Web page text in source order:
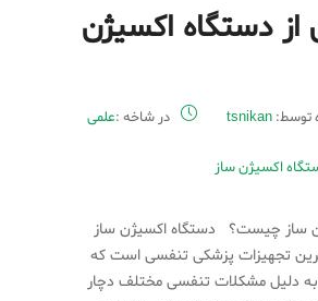
از دستگاه اکسیژن
توسط:tsnikan در شاخه :علمی
ساز چیست؟ دستگاه اکسیژن ساز
تجهیزات پزشکی تنفسی است که
به دلیل مشکلات تنفسی مختلف دچار